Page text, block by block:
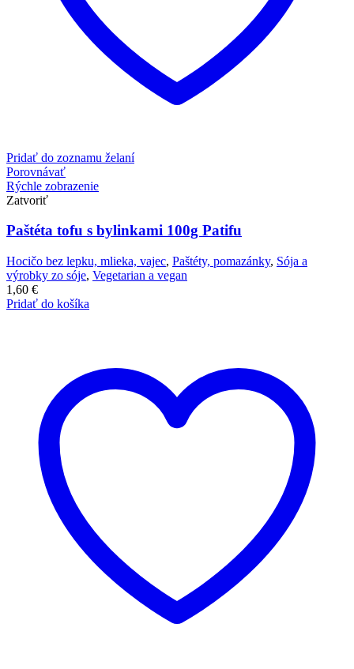
Pridať do zoznamu želaní
Porovnávať
Rýchle zobrazenie
Zatvoriť
Paštéta tofu s bylinkami 100g Patifu
Hocičo bez lepku, mlieka, vajec, Paštéty, pomazánky, Sója a
výrobky zo sóje, Vegetarian a vegan
1,60 €
Pridať do košíka